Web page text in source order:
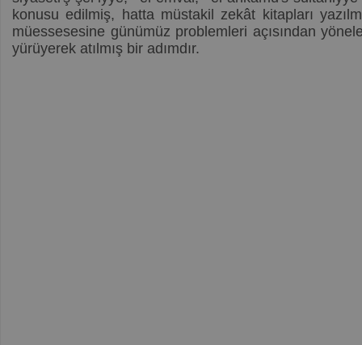
konusu edilmiş, hatta müstakil zekât kitapları
müessesesine günümüz problemleri açısından
yürüyerek atılmış bir adımdır.